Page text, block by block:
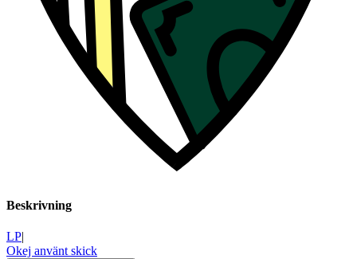
Beskrivning
LP|
Okej använt skick